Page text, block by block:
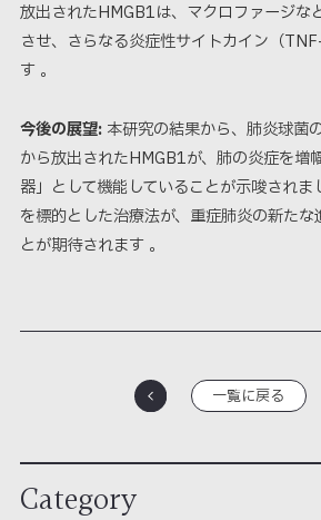
放出されたHMGB1は、マクロファージな
させ、さらなる炎症性サイトカイン（
す 。
今後の展望: 本研究の結果から、肺炎球菌
から放出されたHMGB1が、肺の炎症を増
器」として機能していることが示唆されま
を標的とした治療法が、重症肺炎の新た
とが期待されます 。
一覧に戻る
Category